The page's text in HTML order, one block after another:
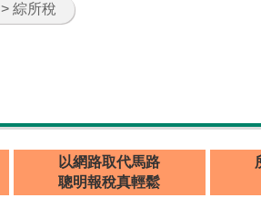
> 綜所稅
以網路取代馬路
聰明報稅真輕鬆